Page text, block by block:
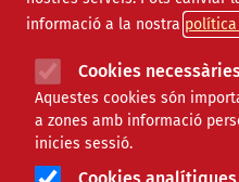
informació a la nostra política
Cookies
Aquestes cookies són
a zones amb informació
inicies sessió.
Tots | Econòmic | Jurídic |
Formació | Finançament |
Ofertes de feina
Webinars